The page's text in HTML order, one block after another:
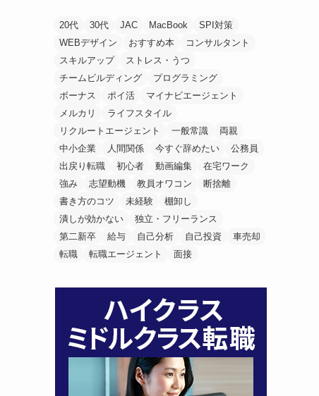
20代 30代 JAC MacBook
SPI対策
WEBデザイン
おすすめ本
コンサルタント
スキルアップ
ストレス・うつ
チームビルディング
プログラミング
ボーナス
ポイ活
マイナビエージェント
メルカリ
ライフスタイル
リクルートエージェント
一般常識
両親
中小企業
人間関係 今すぐ辞めたい
公務員
出戻り転職
初心者 動画編集
在宅ワーク
強み
志望動機 教員オワコン
断捨離
書き方のコツ
未経験
棚卸し
潰しが効かない
独立・フリーランス
第二新卒
給与 自己分析 自己投資
車売却
転職
転職エージェント 面接